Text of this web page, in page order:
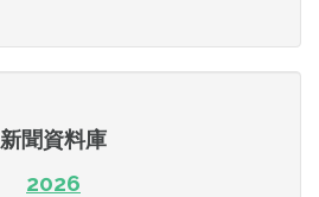
新聞資料庫
2026